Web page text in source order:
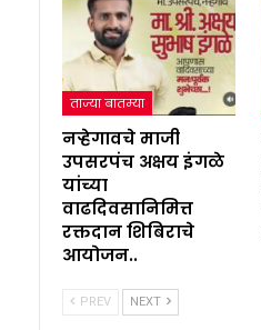
ताज्या बातम्या
नऱ्हेगावचे माजी
उपसरपंच अक्षय इंगळे
यांच्या
वाढदिवसानिमित्त
रक्तदान शिबिराचे
आयोजन..
PREV NEXT